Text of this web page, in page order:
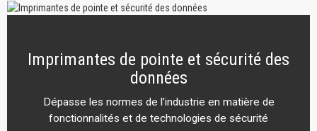
Imprimantes de pointe et sécurité des
données
Dépasse les normes de l’industrie en matière de
fonctionnalités et de technologies de sécurité